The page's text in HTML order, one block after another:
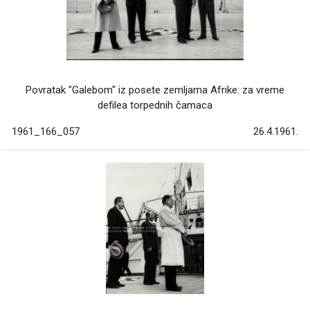
Povratak "Galebom" iz posete zemljama Afrike: za vreme
defilea torpednih čamaca
1961_166_057 26.4.1961.